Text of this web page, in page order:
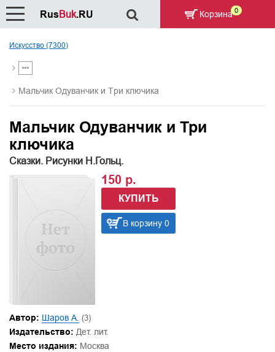
Искусство (7300)
Мальчик Одуванчик и Три ключика
Мальчик Одуванчик и Три
ключика
Сказки. Рисунки Н.Гольц.
150 р.
КУПИТЬ
В корзину 0
Автор: Шаров А. (3)
Издательство: Дет. лит.
Место издания: Москва
RusBuk.RU Корзина 0